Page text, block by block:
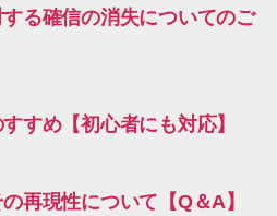
する確信の消失についてのご
すめ【初心者にも対応】
再現性について【Q＆A】